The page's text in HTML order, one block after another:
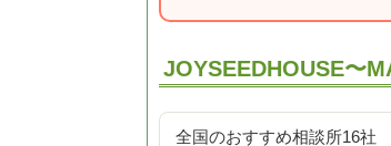
JOYSEEDHOUSE〜
全国のおすすめ相談所16社